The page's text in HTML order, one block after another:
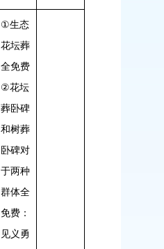
①生态
花坛葬
全免费
②花坛
葬卧碑
和树葬
卧碑对
于两种
群体全
免费：
见义勇